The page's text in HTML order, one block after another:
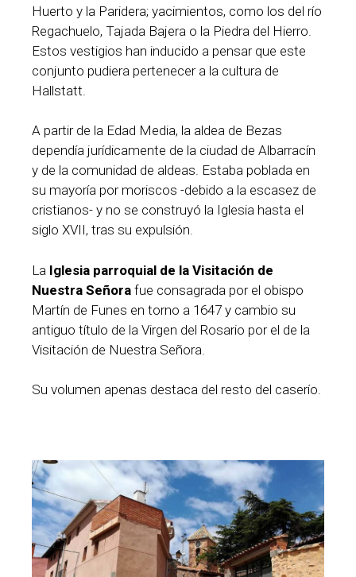
Huerto y la Paridera; yacimientos, como los del río
Regachuelo, Tajada Bajera o la Piedra del Hierro.
Estos vestigios han inducido a pensar que este
conjunto pudiera pertenecer a la cultura de
Hallstatt.
A partir de la Edad Media, la aldea de Bezas
dependía jurídicamente de la ciudad de Albarracín
y de la comunidad de aldeas. Estaba poblada en
su mayoría por moriscos -debido a la escasez de
cristianos- y no se construyó la Iglesia hasta el
siglo XVII, tras su expulsión.
La Iglesia parroquial de la Visitación de
Nuestra Señora fue consagrada por el obispo
Martín de Funes en torno a 1647 y cambio su
antiguo título de la Virgen del Rosario por el de la
Visitación de Nuestra Señora.
Su volumen apenas destaca del resto del caserío.